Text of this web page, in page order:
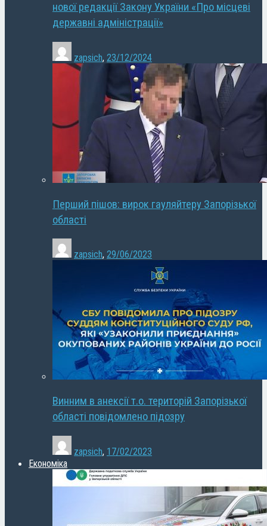
нової редакції Закону України «Про місцеві
державні адміністрації»
zapsich, 23/12/2024
Перший пішов: вирок гауляйтеру Запорізької
області
zapsich, 29/06/2023
Винним в анексії т.о. територій Запорізької
області повідомлено підозру
zapsich, 17/02/2023
Економіка